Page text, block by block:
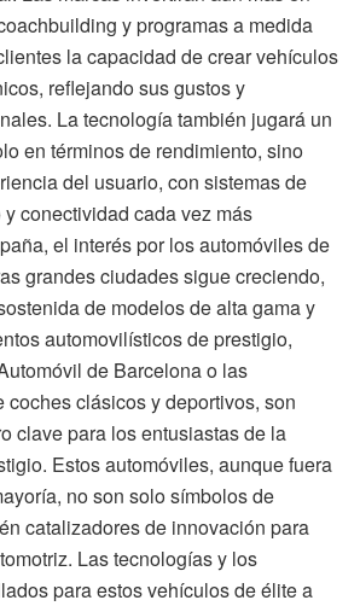
y programas a medida
la capacidad de crear vehículos
reflejando sus gustos y
La tecnología también jugará un
en términos de rendimiento, sino
del usuario, con sistemas de
conectividad cada vez más
el interés por los automóviles de
grandes ciudades sigue creciendo,
de modelos de alta gama y
automovilísticos de prestigio,
de Barcelona o las
coches clásicos y deportivos, son
clave para los entusiastas de la
Estos automóviles, aunque fuera
no son solo símbolos de
catalizadores de innovación para
Las tecnologías y los
para estos vehículos de élite a